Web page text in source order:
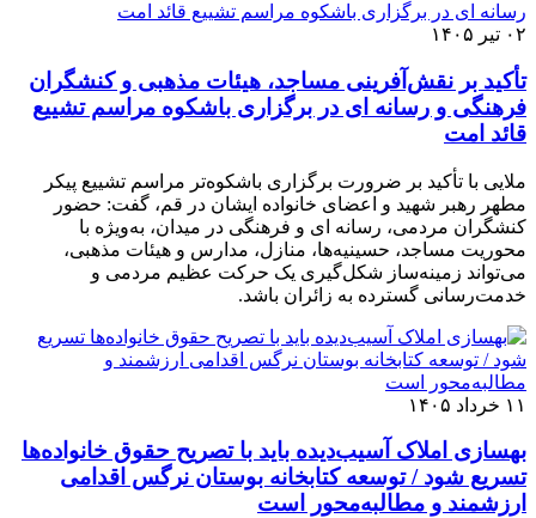
۰۲ تیر ۱۴۰۵
تأکید بر نقش‌آفرینی مساجد، هیئات مذهبی و کنشگران
فرهنگی و رسانه ای در برگزاری باشکوه مراسم تشییع
قائد امت
ملایی با تأکید بر ضرورت برگزاری باشکوه‌تر مراسم تشییع پیکر
مطهر رهبر شهید و اعضای خانواده ایشان در قم، گفت: حضور
کنشگران مردمی، رسانه ای و فرهنگی در میدان، به‌ویژه با
محوریت مساجد، حسینیه‌ها، منازل، مدارس و هیئات مذهبی،
می‌تواند زمینه‌ساز شکل‌گیری یک حرکت عظیم مردمی و
خدمت‌رسانی گسترده به زائران باشد.
۱۱ خرداد ۱۴۰۵
بهسازی املاک آسیب‌دیده باید با تصریح حقوق خانواده‌ها
تسریع شود / توسعه کتابخانه بوستان نرگس اقدامی
ارزشمند و مطالبه‌محور است